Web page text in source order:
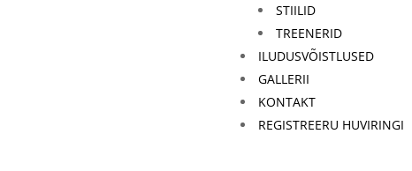
STIILID
TREENERID
ILUDUSVÕISTLUSED
GALLERII
KONTAKT
REGISTREERU HUVIRINGI